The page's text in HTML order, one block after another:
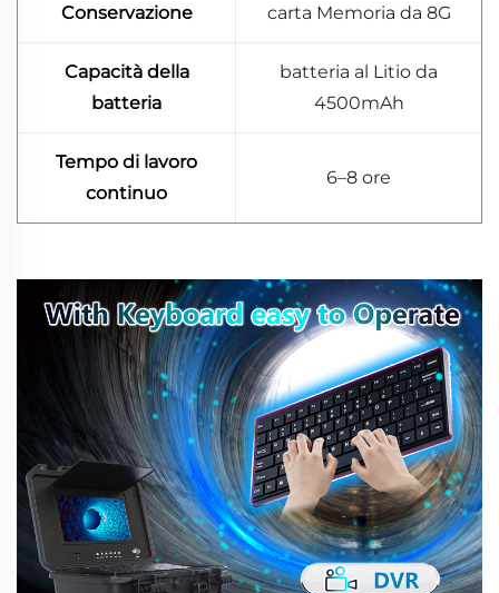
Conservazione carta Memoria da 8G
Capacità della
batteria
batteria al Litio da
4500mAh
Tempo di lavoro
continuo
6–8 ore